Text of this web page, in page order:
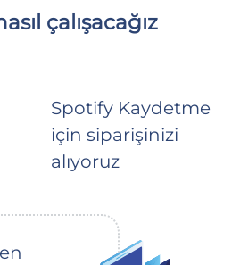
çalışacağız
Spotify Kaydetme
için siparişinizi
alıyoruz